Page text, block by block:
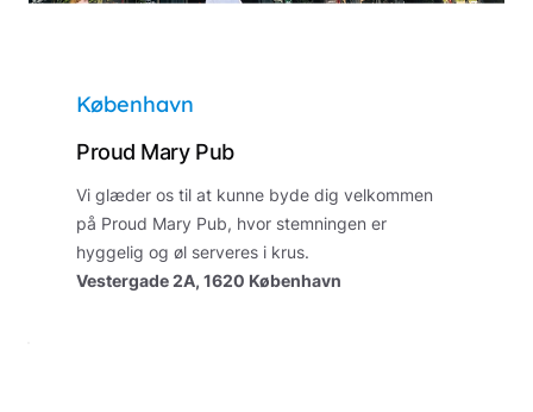
København
Proud Mary Pub
Vi glæder os til at kunne byde dig velkommen
på Proud Mary Pub, hvor stemningen er
hyggelig og øl serveres i krus.
Vestergade 2A, 1620 København